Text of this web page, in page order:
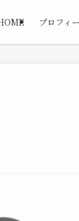
プロフィ